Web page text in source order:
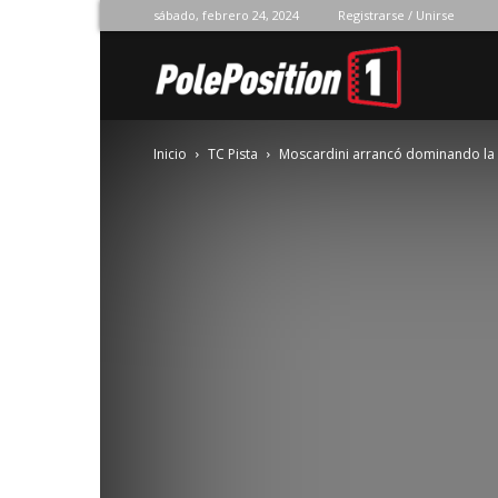
sábado, febrero 24, 2024 Registrarse / Unirse
Position
Inicio TC Pista Moscardini arrancó dominando la